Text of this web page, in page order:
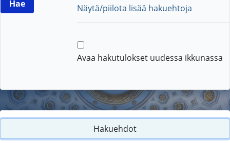
Näytä/piilota lisää hakuehtoja
Avaa hakutulokset uudessa ikkunassa
Hakuehdot